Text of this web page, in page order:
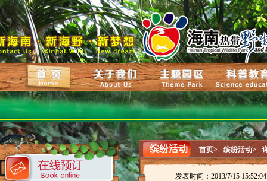
缤纷活动 首页> 缤纷活动>
发表时间：2013/7/15